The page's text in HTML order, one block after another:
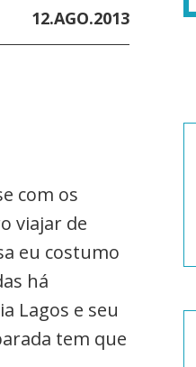
12.AGO.2013
com os
viajar de
eu costumo
há
Lagos e seu
tem que